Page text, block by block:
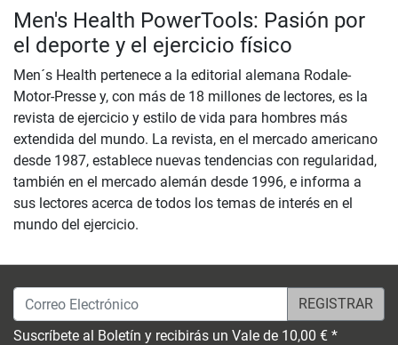
Men's Health PowerTools: Pasión por
el deporte y el ejercicio físico
Men´s Health pertenece a la editorial alemana Rodale-
Motor-Presse y, con más de 18 millones de lectores, es la
revista de ejercicio y estilo de vida para hombres más
extendida del mundo. La revista, en el mercado americano
desde 1987, establece nuevas tendencias con regularidad,
también en el mercado alemán desde 1996, e informa a
sus lectores acerca de todos los temas de interés en el
mundo del ejercicio.
Correo Electrónico
Suscríbete al Boletín y recibirás un Vale de 10,00 € *